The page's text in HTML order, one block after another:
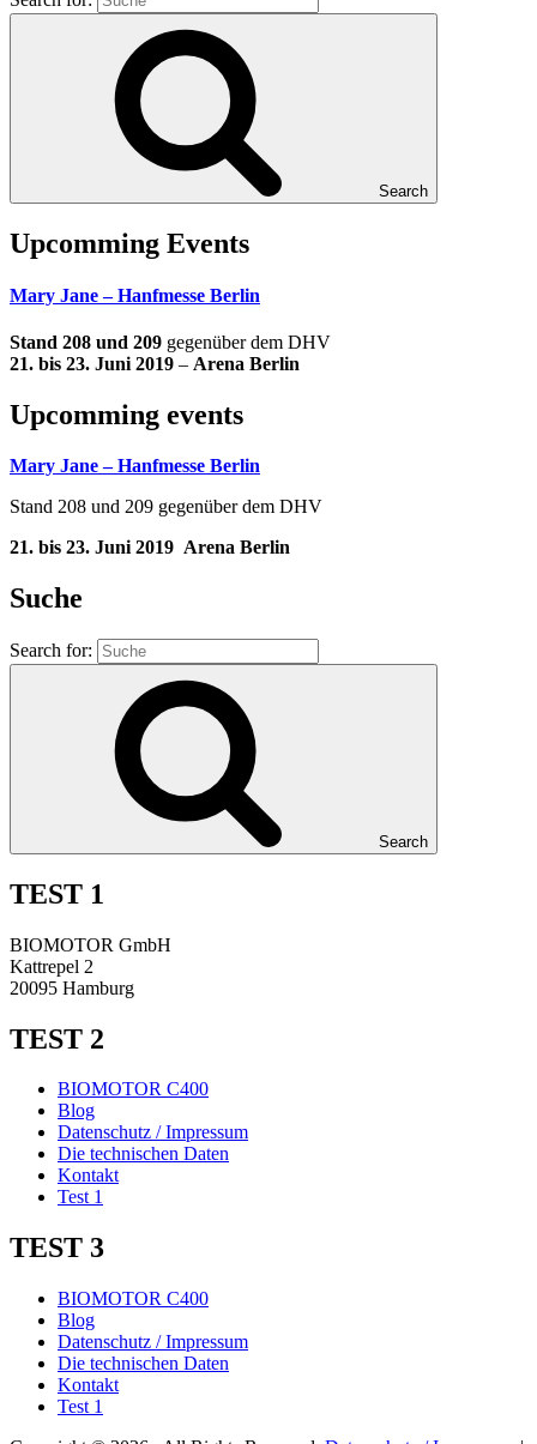
Search
Upcomming Events
Mary Jane – Hanfmesse Berlin
Stand 208 und 209 gegenüber dem DHV
21. bis 23. Juni 2019 – Arena Berlin
Upcomming events
Mary Jane – Hanfmesse Berlin
Stand 208 und 209 gegenüber dem DHV
21. bis 23. Juni 2019 Arena Berlin
Suche
Search for:
Search
TEST 1
BIOMOTOR GmbH
Kattrepel 2
20095 Hamburg
TEST 2
BIOMOTOR C400
Blog
Datenschutz / Impressum
Die technischen Daten
Kontakt
Test 1
TEST 3
BIOMOTOR C400
Blog
Datenschutz / Impressum
Die technischen Daten
Kontakt
Test 1